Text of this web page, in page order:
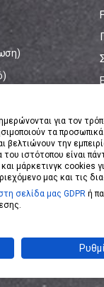
Koolmetrix
για τον
τα
βελτιώνουν την
ιστότοπου είναι
μάρκετινγκ cookies
μας και τις
σελίδα μας GDPR ή